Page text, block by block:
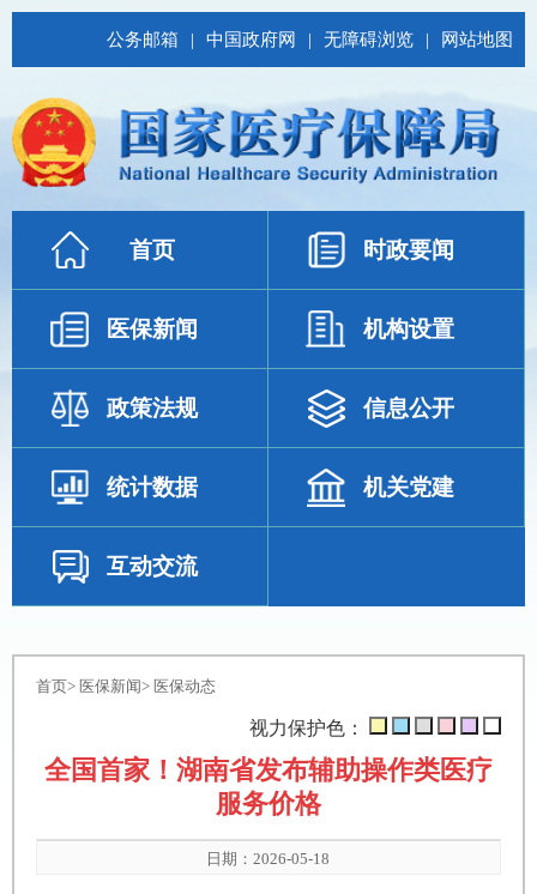
公务邮箱 | 中国政府网 | 无障碍浏览 | 网站地图
首页 时政要闻
医保新闻 机构设置
政策法规 信息公开
统计数据 机关党建
互动交流
首页> 医保新闻> 医保动态
视力保护色：
全国首家！湖南省发布辅助操作类医疗
服务价格
日期：2026-05-18